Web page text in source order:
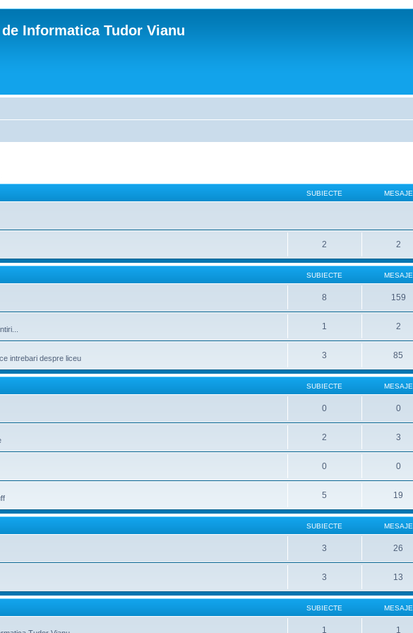
Informatica Tudor Vianu
SUBIECTE MESAJE
2 2
SUBIECTE MESAJE
8 159
1 2
intrebari despre liceu 3 85
SUBIECTE MESAJE
0 0
2 3
0 0
5 19
SUBIECTE MESAJE
3 26
3 13
SUBIECTE MESAJE
1 1